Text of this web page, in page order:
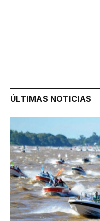
ÚLTIMAS NOTICIAS